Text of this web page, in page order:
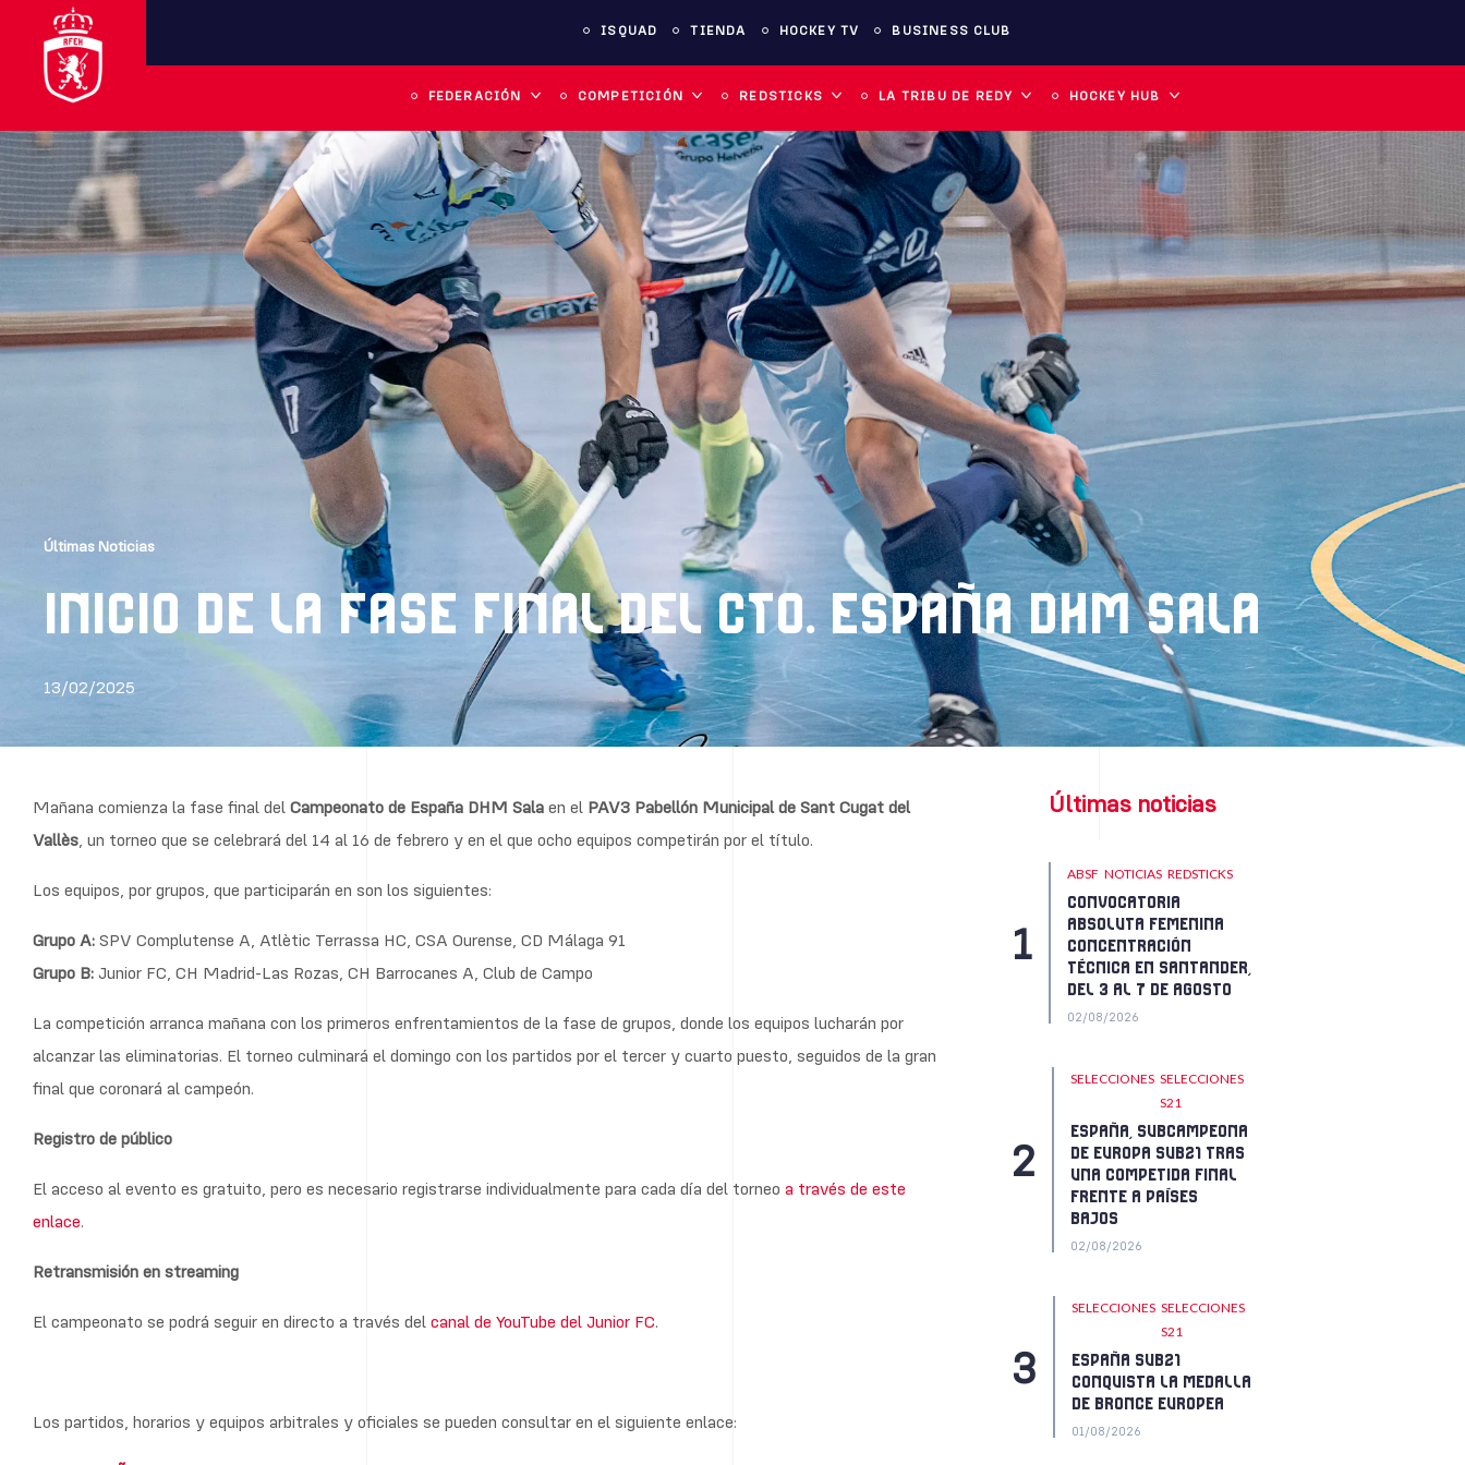
ISQUAD TIENDA HOCKEY TV BUSINESS CLUB
FEDERACIÓN COMPETICIÓN REDSTICKS LA TRIBU DE REDY HOCKEY HUB
Últimas Noticias
INICIO DE LA FASE FINAL DEL CTO. ESPAÑA DHM SALA
13/02/2025
Mañana comienza la fase final del Campeonato de España DHM Sala en el PAV3 Pabellón Municipal de Sant Cugat del
Vallès, un torneo que se celebrará del 14 al 16 de febrero y en el que ocho equipos competirán por el título.
Los equipos, por grupos, que participarán en son los siguientes:
Grupo A: SPV Complutense A, Atlètic Terrassa HC, CSA Ourense, CD Málaga 91
Grupo B: Junior FC, CH Madrid-Las Rozas, CH Barrocanes A, Club de Campo
La competición arranca mañana con los primeros enfrentamientos de la fase de grupos, donde los equipos lucharán por
alcanzar las eliminatorias. El torneo culminará el domingo con los partidos por el tercer y cuarto puesto, seguidos de la gran
final que coronará al campeón.
Registro de público
El acceso al evento es gratuito, pero es necesario registrarse individualmente para cada día del torneo a través de este
enlace.
Retransmisión en streaming
El campeonato se podrá seguir en directo a través del canal de YouTube del Junior FC.
Los partidos, horarios y equipos arbitrales y oficiales se pueden consultar en el siguiente enlace:
Últimas noticias
ABSF NOTICIAS REDSTICKS
CONVOCATORIA
ABSOLUTA FEMENINA
CONCENTRACIÓN
TÉCNICA EN SANTANDER,
DEL 3 AL 7 DE AGOSTO
02/08/2026
SELECCIONES SELECCIONES
S21
ESPAÑA, SUBCAMPEONA
DE EUROPA SUB21 TRAS
UNA COMPETIDA FINAL
FRENTE A PAÍSES
BAJOS
02/08/2026
SELECCIONES SELECCIONES
S21
ESPAÑA SUB21
CONQUISTA LA MEDALLA
DE BRONCE EUROPEA
01/08/2026